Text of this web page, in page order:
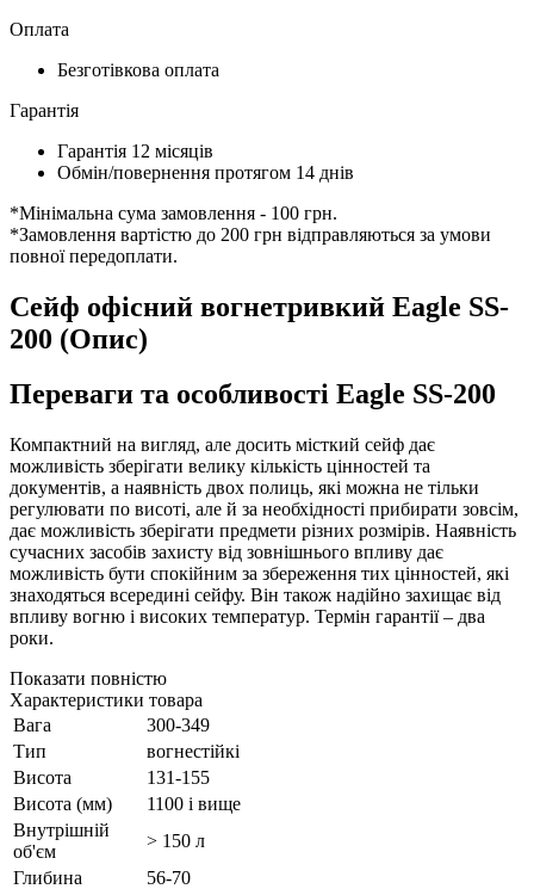
Оплата
Безготівкова оплата
Гарантія
Гарантія 12 місяців
Обмін/повернення протягом 14 днів
*Мінімальна сума замовлення - 100 грн.
*Замовлення вартістю до 200 грн відправляються за умови
повної передоплати.
Сейф офісний вогнетривкий Eagle SS-
200 (Опис)
Переваги та особливості Eagle SS-200
Компактний на вигляд, але досить місткий сейф дає
можливість зберігати велику кількість цінностей та
документів, а наявність двох полиць, які можна не тільки
регулювати по висоті, але й за необхідності прибирати зовсім,
дає можливість зберігати предмети різних розмірів. Наявність
сучасних засобів захисту від зовнішнього впливу дає
можливість бути спокійним за збереження тих цінностей, які
знаходяться всередині сейфу. Він також надійно захищає від
впливу вогню і високих температур. Термін гарантії – два
роки.
Показати повністю
Характеристики товара
Вага
300-349
Тип
вогнестійкі
Висота
131-155
Висота (мм)
1100 і вище
Внутрішній
об'єм
> 150 л
Глибина
56-70